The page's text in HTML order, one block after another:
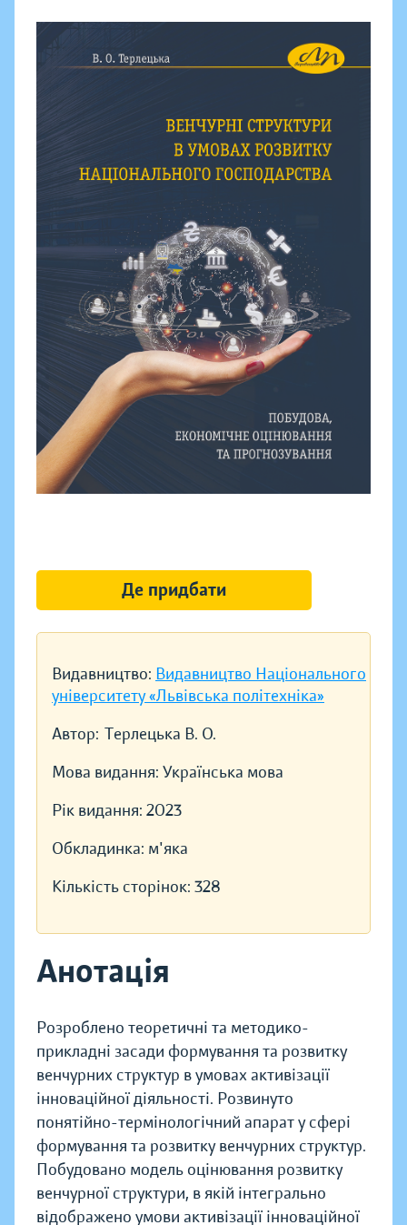
Видавництво: Видавництво Національного
університету «Львівська політехніка»
Автор: Терлецька В. О.
Мова видання: Українська мова
Рік видання: 2023
Обкладинка: м'яка
Кількість сторінок: 328
Анотація
Розроблено теоретичні та методико-
прикладні засади формування та розвитку
венчурних структур в умовах активізації
інноваційної діяльності. Розвинуто
понятійно-термінологічний апарат у сфері
формування та розвитку венчурних структур.
Побудовано модель оцінювання розвитку
венчурної структури, в якій інтегрально
відображено умови активізації інноваційної
Де придбати